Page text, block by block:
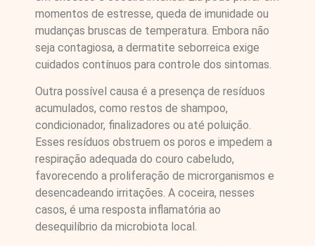
momentos de estresse, queda de imunidade ou
mudanças bruscas de temperatura. Embora não
seja contagiosa, a dermatite seborreica exige
cuidados contínuos para controle dos sintomas.
Outra possível causa é a presença de resíduos
acumulados, como restos de shampoo,
condicionador, finalizadores ou até poluição.
Esses resíduos obstruem os poros e impedem a
respiração adequada do couro cabeludo,
favorecendo a proliferação de microrganismos e
desencadeando irritações. A coceira, nesses
casos, é uma resposta inflamatória ao
desequilíbrio da microbiota local.